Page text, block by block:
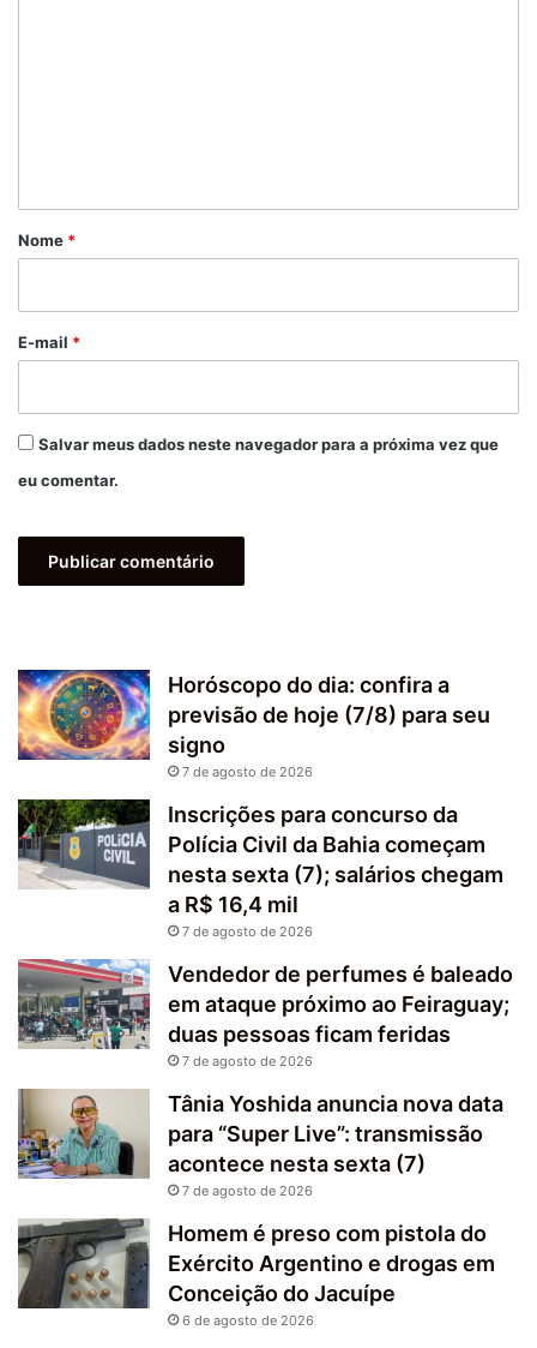
r
*
Nome *
E-mail *
Salvar meus dados neste navegador para a próxima vez que
eu comentar.
Horóscopo do dia: confira a
previsão de hoje (7/8) para seu
signo
7 de agosto de 2026
Inscrições para concurso da
Polícia Civil da Bahia começam
nesta sexta (7); salários chegam
a R$ 16,4 mil
7 de agosto de 2026
Vendedor de perfumes é baleado
em ataque próximo ao Feiraguay;
duas pessoas ficam feridas
7 de agosto de 2026
Tânia Yoshida anuncia nova data
para “Super Live”: transmissão
acontece nesta sexta (7)
7 de agosto de 2026
Homem é preso com pistola do
Exército Argentino e drogas em
Conceição do Jacuípe
6 de agosto de 2026